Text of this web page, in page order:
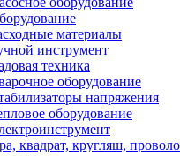
материалы
инструмент
техника
оборудование
напряжения
оборудование
квадрат, кругляш,